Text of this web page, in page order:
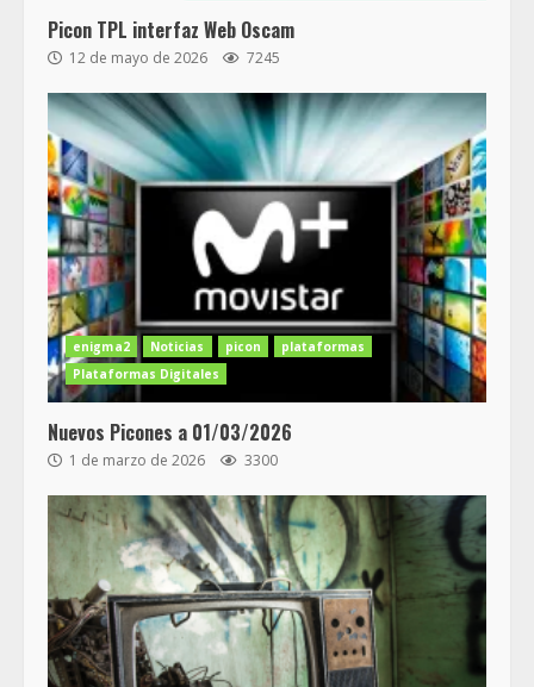
Picon TPL interfaz Web Oscam
12 de mayo de 2026 7245
enigma2 Noticias picon
plataformas
Plataformas Digitales
Nuevos Picones a 01/03/2026
1 de marzo de 2026 3300